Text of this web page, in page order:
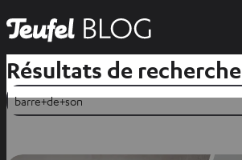
Résultats de recherche
Suchen